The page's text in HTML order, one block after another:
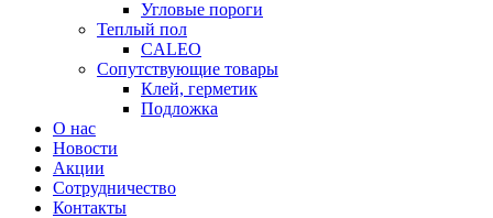
Угловые пороги
Теплый пол
CALEO
Сопутствующие товары
Клей, герметик
Подложка
О нас
Новости
Акции
Сотрудничество
Контакты